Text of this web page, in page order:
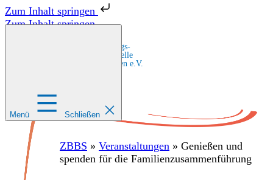
Zum Inhalt springen
Zum Inhalt springen
Zentrale Bildungs-
und Beratungsstelle
für Migrant:innen e.V.
Menü Schließen
ZBBS » Veranstaltungen » Genießen und
spenden für die Familienzusammenführung